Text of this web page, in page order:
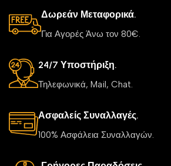
Δωρεάν Μεταφορικά.
Για Αγορές Άνω τον 80€.
24/7 Υποστήριξη.
Τηλεφωνικά, Mail, Chat.
Ασφαλείς Συναλλαγές.
100% Ασφάλεια Συναλλαγών.